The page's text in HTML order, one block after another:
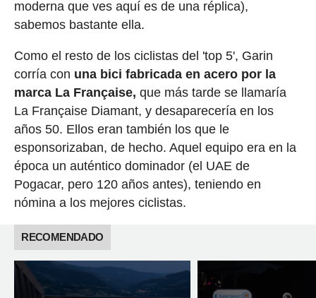
moderna que ves aquí es de una réplica),
sabemos bastante ella.
Como el resto de los ciclistas del 'top 5', Garin
corría con una bici fabricada en acero por la
marca La Française, que más tarde se llamaría
La Française Diamant, y desaparecería en los
años 50. Ellos eran también los que le
esponsorizaban, de hecho. Aquel equipo era en la
época un auténtico dominador (el UAE de
Pogacar, pero 120 años antes), teniendo en
nómina a los mejores ciclistas.
RECOMENDADO